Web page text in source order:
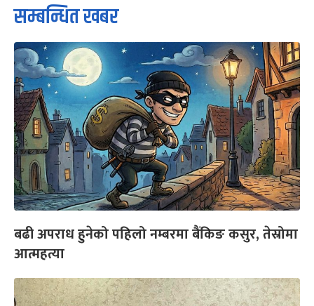
सम्बन्धित खबर
बढी अपराध हुनेको पहिलो नम्बरमा बैंकिङ कसुर, तेस्रोमा
आत्महत्या